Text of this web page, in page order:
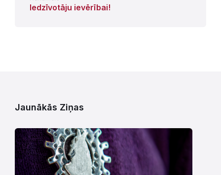
Iedzīvotāju ievērībai!
Jaunākās Ziņas